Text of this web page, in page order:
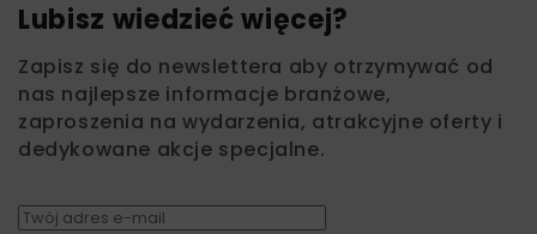
Lubisz wiedzieć więcej?
Zapisz się do newslettera aby otrzymywać od
nas najlepsze informacje branżowe,
zaproszenia na wydarzenia, atrakcyjne oferty i
dedykowane akcje specjalne.